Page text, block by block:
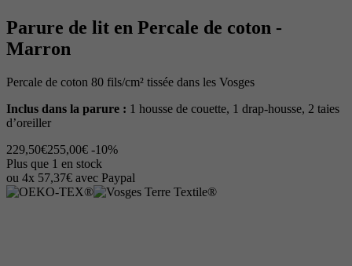
Parure de lit en Percale de coton -
Marron
Percale de coton 80 fils/cm² tissée dans les Vosges
Inclus dans la parure : 1 housse de couette, 1 drap-housse, 2 taies
d’oreiller
229,50€255,00€ -10%
Plus que 1 en stock
ou 4x 57,37€ avec Paypal